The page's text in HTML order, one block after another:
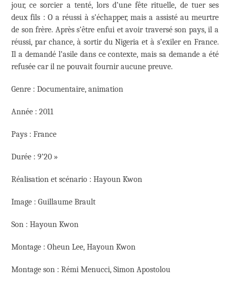
jour, ce sorcier a tenté, lors d’une fête rituelle, de tuer ses
deux fils : O a réussi à s’échapper, mais a assisté au meurtre
de son frère. Après s’être enfui et avoir traversé son pays, il a
réussi, par chance, à sortir du Nigeria et à s’exiler en France.
Il a demandé l’asile dans ce contexte, mais sa demande a été
refusée car il ne pouvait fournir aucune preuve.
Genre : Documentaire, animation
Année : 2011
Pays : France
Durée : 9’20 »
Réalisation et scénario : Hayoun Kwon
Image : Guillaume Brault
Son : Hayoun Kwon
Montage : Oheun Lee, Hayoun Kwon
Montage son : Rémi Menucci, Simon Apostolou